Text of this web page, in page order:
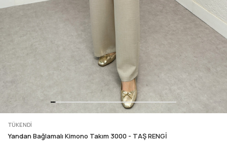
TÜKENDI
Yandan Bağlamalı Kimono Takım 3000 - TAŞ RENGİ